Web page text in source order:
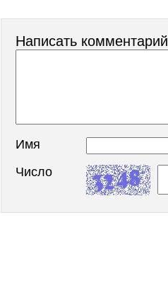
Написать комментарий
Имя
Число